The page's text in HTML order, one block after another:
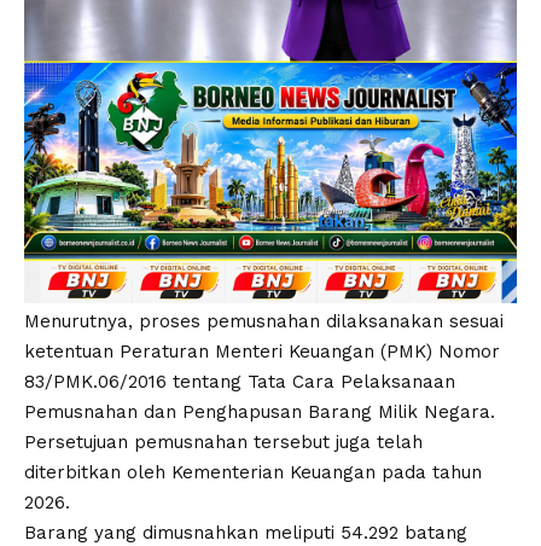
Menurutnya, proses pemusnahan dilaksanakan sesuai
ketentuan Peraturan Menteri Keuangan (PMK) Nomor
83/PMK.06/2016 tentang Tata Cara Pelaksanaan
Pemusnahan dan Penghapusan Barang Milik Negara.
Persetujuan pemusnahan tersebut juga telah
diterbitkan oleh Kementerian Keuangan pada tahun
2026.
Barang yang dimusnahkan meliputi 54.292 batang